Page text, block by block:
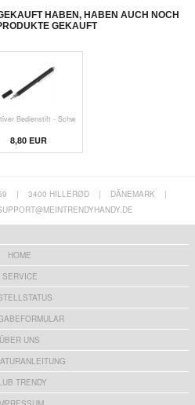
HABEN, HABEN AUCH NOCH
GEKAUFT
Bedienstift - Schw
8,80 EUR
| 3400 HILLERØD | DÄNEMARK
|
HOME
SERVICE
ÜBER UNS
TRENDY